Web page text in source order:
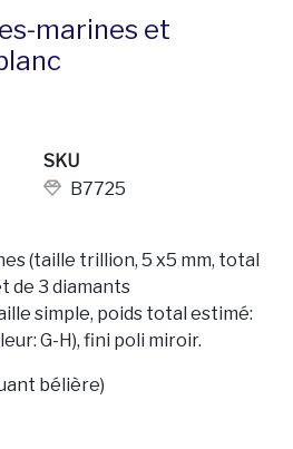
marines et
SKU
B7725
(taille trillion, 5 x5 mm, total
de 3 diamants
simple, poids total estimé:
G-H), fini poli miroir.
bélière)